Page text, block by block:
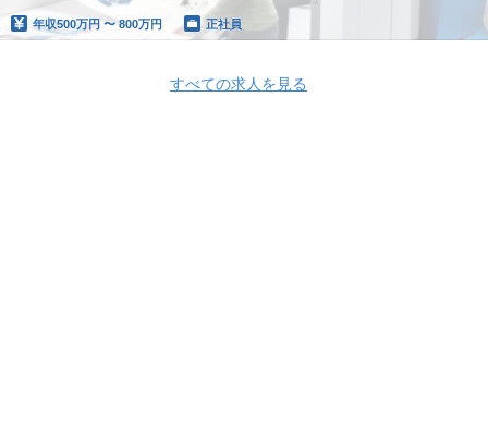
年収500万円 〜 800万円 正社員
すべての求人を見る